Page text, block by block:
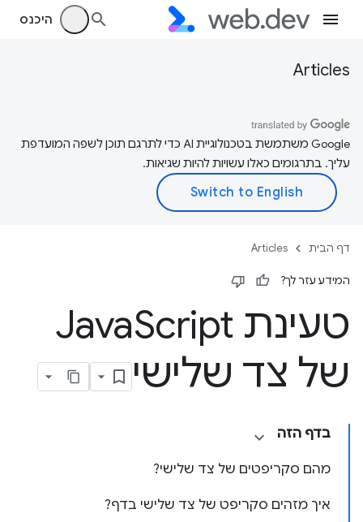
היכנס
Articles
‫Google משתמשת בטכנולוגיית AI כדי לתרגם תוכן לשפה המועדפת
עליך. בתרגומים כאלו עשויות להיות שגיאות.
דף הבית Articles
המידע עזר לך?
טעינת Java Script
של צד שלישי
בדף הזה
מהם סקריפטים של צד שלישי?
איך מזהים סקריפט של צד שלישי בדף?